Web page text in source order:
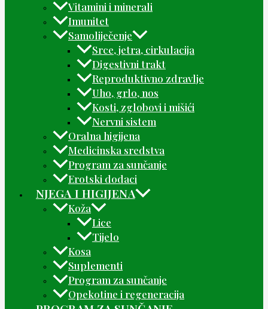
Vitamini i minerali
Imunitet
Samoliječenje
Srce, jetra, cirkulacija
Digestivni trakt
Reproduktivno zdravlje
Uho, grlo, nos
Kosti, zglobovi i mišići
Nervni sistem
Oralna higijena
Medicinska sredstva
Program za sunčanje
Erotski dodaci
NJEGA I HIGIJENA
Koža
Lice
Tijelo
Kosa
Suplementi
Program za sunčanje
Opekotine i regeneracija